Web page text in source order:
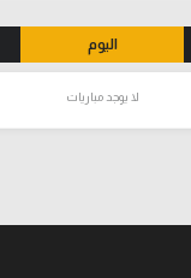
اليوم
لا يوجد مباريات